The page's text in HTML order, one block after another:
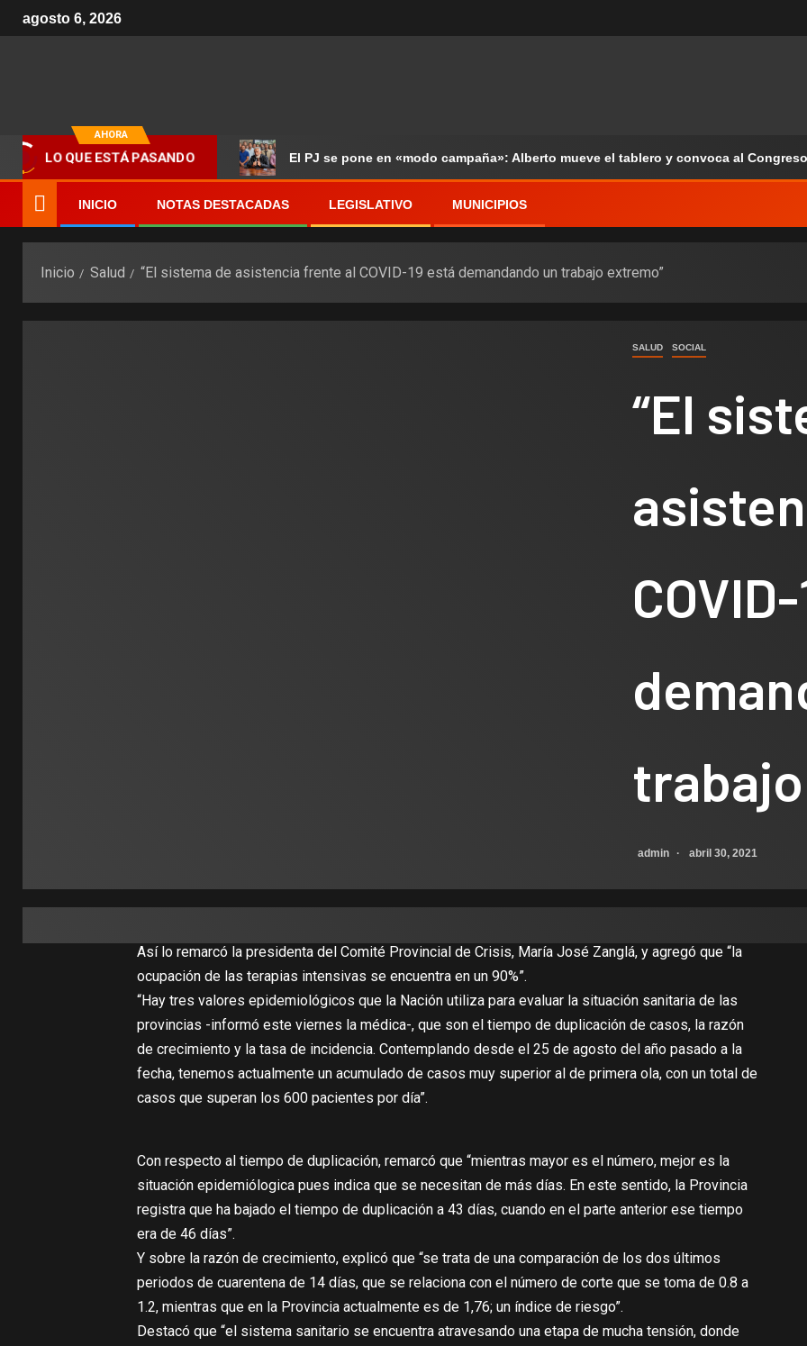
agosto 6, 2026
AHORA
LO QUE ESTÁ PASANDO El PJ se pone en «modo campaña»: Alberto mueve el tablero y convoca al
INICIO NOTAS DESTACADAS LEGISLATIVO MUNICIPIOS
Inicio Salud “El sistema de asistencia frente al COVID-19 está demandando un trabajo extremo”
SALUD SOCIAL
“El
admin abril 30, 2021
Así lo remarcó la presidenta del Comité Provincial de Crisis, María José Zanglá, y agregó que “la
ocupación de las terapias intensivas se encuentra en un 90%”.
“Hay tres valores epidemiológicos que la Nación utiliza para evaluar la situación sanitaria de las
provincias -informó este viernes la médica-, que son el tiempo de duplicación de casos, la razón
de crecimiento y la tasa de incidencia. Contemplando desde el 25 de agosto del año pasado a la
fecha, tenemos actualmente un acumulado de casos muy superior al de primera ola, con un total de
casos que superan los 600 pacientes por día”.
Con respecto al tiempo de duplicación, remarcó que “mientras mayor es el número, mejor es la
situación epidemiólogica pues indica que se necesitan de más días. En este sentido, la Provincia
registra que ha bajado el tiempo de duplicación a 43 días, cuando en el parte anterior ese tiempo
era de 46 días”.
Y sobre la razón de crecimiento, explicó que “se trata de una comparación de los dos últimos
periodos de cuarentena de 14 días, que se relaciona con el número de corte que se toma de 0.8 a
1.2, mientras que en la Provincia actualmente es de 1,76; un índice de riesgo”.
Destacó que “el sistema sanitario se encuentra atravesando una etapa de mucha tensión, donde